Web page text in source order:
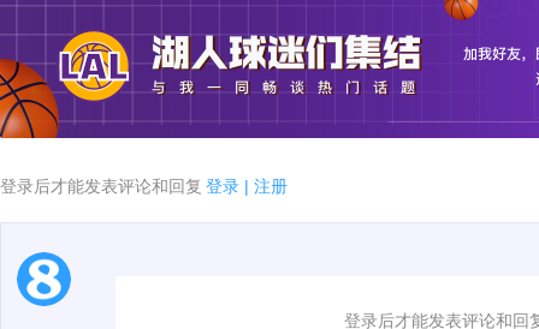
登录后才能发表评论和回复 登录 | 注册
登录后才能发表评论和回
1.电脑端新用户可以发表评论了！